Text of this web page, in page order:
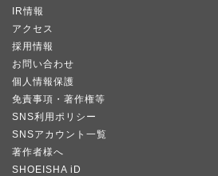
IR情報
アクセス
採用情報
お問い合わせ
個人情報保護
免責事項・著作権等
SNS利用ポリシー
SNSアカウント一覧
著作者様へ
SHOEISHA iD